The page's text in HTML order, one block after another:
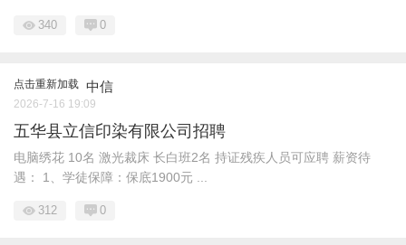
340 0
点击重新加载 中信
2026-7-16 19:09
五华县立信印染有限公司招聘
电脑绣花 10名 激光裁床 长白班2名 持证残疾人员可应聘 薪资待
遇： 1、学徒保障：保底1900元 ...
312 0